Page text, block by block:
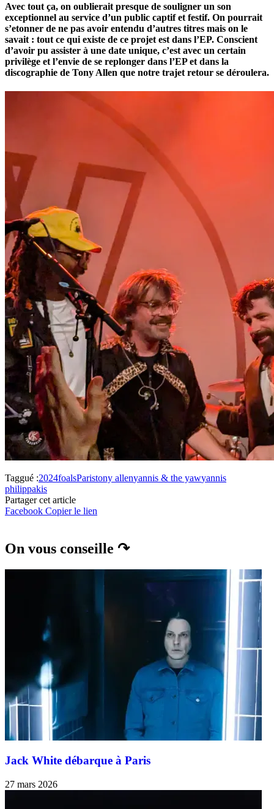
Avec tout ça, on oublierait presque de souligner un son
exceptionnel au service d’un public captif et festif. On pourrait
s’etonner de ne pas avoir entendu d’autres titres mais on le
savait : tout ce qui existe de ce projet est dans l’EP. Conscient
d’avoir pu assister à une date unique, c’est avec un certain
privilège et l’envie de se replonger dans l’EP et dans la
discographie de Tony Allen que notre trajet retour se déroulera.
Taggué :2024foalsParistony allenyannis & the yawyannis
philippakis
Partager cet article
Facebook Copier le lien
On vous conseille ↷
Jack White débarque à Paris
27 mars 2026